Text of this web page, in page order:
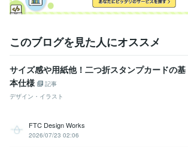
このブログを見た人にオススメ
サイズ感や用紙他！二つ折スタンプカードの基
本仕様
記事
デザイン・イラスト
FTC Design Works
2026/07/23 02:06